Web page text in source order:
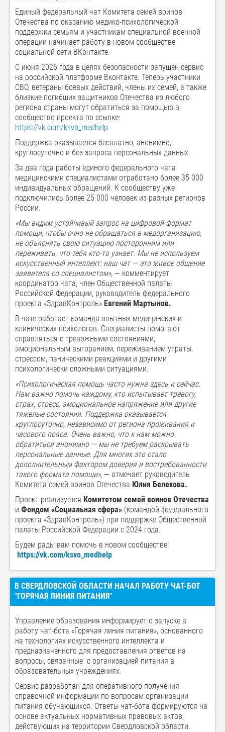
Единый федеральный чат Комитета семей воинов
Отечества по оказанию медико-психологической
поддержки семьям и участникам специальной военной
операции начинает работу в новом сообществе
социальной сети ВКонтакте.
С июня 2026 года в целях безопасности запущен сервис
на российской платформе Вконтакте. Теперь участники
СВО, ветераны боевых действий, члены их семей, а также
близкие погибших защитников Отечества из любого
региона страны могут обратиться за помощью в
сообщество проекта по ссылке:
https://vk.com/ksvo_medhelp
Поддержка оказывается бесплатно, анонимно,
круглосуточно и без запроса персональных данных.
За два года работы единого федерального чата
медицинскими специалистами отработано более 35 000
индивидуальных обращений. К сообществу уже
подключились более 25 000 человек из разных регионов
России.
«Мы видим устойчивый запрос на цифровой формат
помощи, чтобы очно не обращаться в медорганизацию,
не объяснять свою ситуацию посторонним или
переживать, что тебя кто-то узнает. Мы не используем
искусственный интеллект: наш чат — это живое общение
заявителя со специалистом», — комментирует
координатор чата, член Общественной палаты
Российской Федерации, руководитель федерального
проекта «ЗдравКонтроль» Евгений Мартынов.
В чате работает команда опытных медицинских и
клинических психологов. Специалисты помогают
справляться с тревожными состояниями,
эмоциональным выгоранием, переживанием утраты,
стрессом, паническими реакциями и другими
психологически сложными ситуациями.
«Психологическая помощь часто нужна здесь и сейчас.
Нам важно помочь каждому, кто испытывает тревогу,
страх, стресс, эмоциональное напряжение или другие
тяжелые состояния. Поддержка оказывается
круглосуточно, независимо от региона проживания и
часового пояса. Очень важно, что к нам можно
обратиться анонимно — мы не требуем раскрывать
персональные данные. Для многих это стало
дополнительным фактором доверия и востребованности
такого формата помощи», — отмечает руководитель
Комитета семей воинов Отечества Юлия Белехова.
Проект реализуется Комитетом семей воинов Отечества
и Фондом «Социальная сфера» (командой федерального
проекта «ЗдравКонтроль») при поддержке Общественной
палаты Российской Федерации с 2024 года.
Будем рады вам помочь в новом сообществе!
https://vk.com/ksvo_medhelp
В СВЕРДЛОВСКОЙ ОБЛАСТИ НАЧАЛ РАБОТУ ЧАТ-БОТ
"ГОРЯЧАЯ ЛИНИЯ ПИТАНИЯ"
Управление образования информирует о запуске в
работу чат-бота «Горячая линия питания», основанного
на технологиях искусственного интеллекта и
предназначенного для предоставления ответов на
вопросы, связанные с организацией питания в
образовательных учреждениях.
Сервис разработан для оперативного получения
справочной информации по вопросам организации
питания обучающихся. Ответы чат-бота формируются на
основе актуальных нормативных правовых актов,
действующих на территории Свердловской области.